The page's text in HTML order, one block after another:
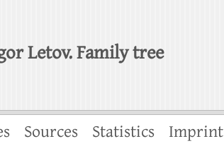
Letov. Family tree
Sources Statistics Imprint